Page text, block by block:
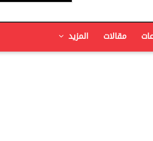
مقالات المزيد